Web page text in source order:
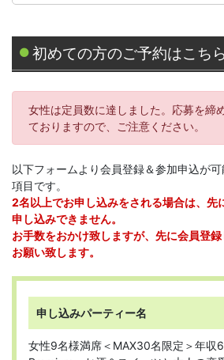
初めての方のご予約はこちら
女性は定員数に達しました。応募を締
ておりますので、ご注意ください。
以下フォームより会員登録＆参加申込が
項目です。
2名以上でお申し込みをされる場合は、先
申し込みできません。
お手数をおかけ致しますが、先に会員登
お願い致します。
申し込みパーティー名
女性9名様満席＜MAX30名限定＞年収